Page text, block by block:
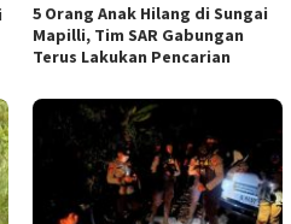
5 Orang Anak Hilang di Sungai
Mapilli, Tim SAR Gabungan
Terus Lakukan Pencarian